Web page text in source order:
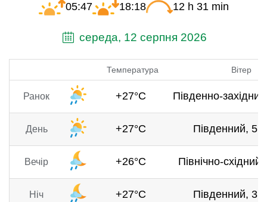
05:47 18:18 12 h 31 min
середа, 12 серпня 2026
Температура Вітер
Ранок +27°C Південно-
День +27°C Південний,
Вечір +26°C Північно-
Ніч +27°C Південний,